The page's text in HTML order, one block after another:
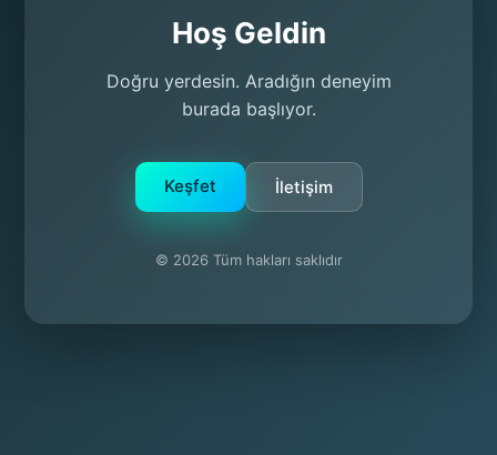
Hoş Geldin
Doğru yerdesin. Aradığın deneyim
burada başlıyor.
Keşfet İletişim
© 2026 Tüm hakları saklıdır